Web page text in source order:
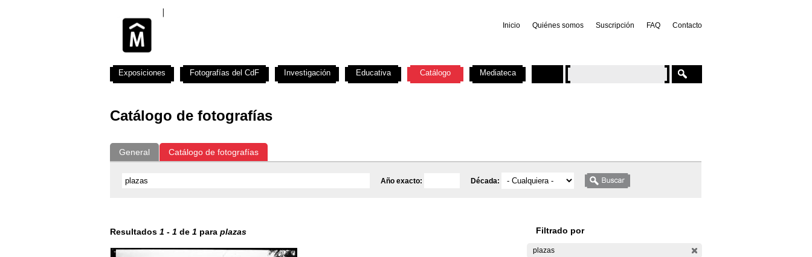
Inicio Quiénes somos Suscripción FAQ Contacto
Catálogo de fotografías
General Catálogo de fotografías
Año exacto: Década:
Resultados 1 - 1 de 1 para plazas Filtrado por
plazas
Exposiciones Fotografías del CdF Investigación Educativa Catálogo Mediateca